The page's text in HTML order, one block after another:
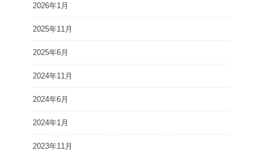
2026年1月
2025年11月
2025年6月
2024年11月
2024年6月
2024年1月
2023年11月